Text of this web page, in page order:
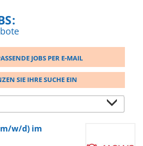
JOBS PER E-MAIL
SIE IHRE SUCHE EIN
w/d) im